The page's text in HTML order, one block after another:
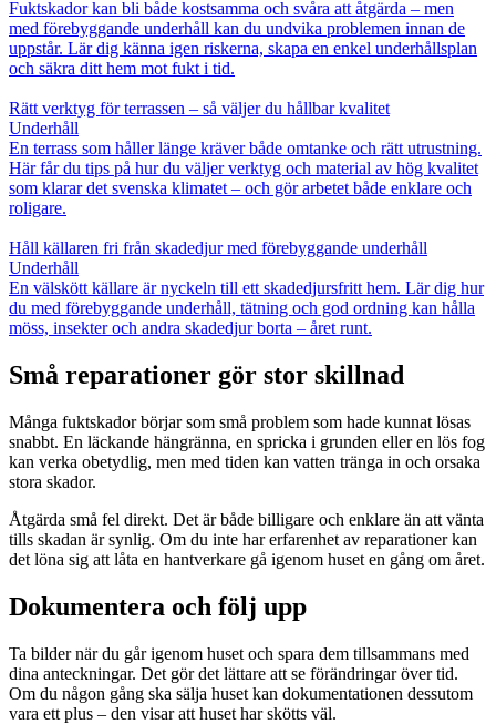
Fuktskador kan bli både kostsamma och svåra att åtgärda – men
med förebyggande underhåll kan du undvika problemen innan de
uppstår. Lär dig känna igen riskerna, skapa en enkel underhållsplan
och säkra ditt hem mot fukt i tid.
Rätt verktyg för terrassen – så väljer du hållbar kvalitet
Underhåll
En terrass som håller länge kräver både omtanke och rätt utrustning.
Här får du tips på hur du väljer verktyg och material av hög kvalitet
som klarar det svenska klimatet – och gör arbetet både enklare och
roligare.
Håll källaren fri från skadedjur med förebyggande underhåll
Underhåll
En välskött källare är nyckeln till ett skadedjursfritt hem. Lär dig hur
du med förebyggande underhåll, tätning och god ordning kan hålla
möss, insekter och andra skadedjur borta – året runt.
Små reparationer gör stor skillnad
Många fuktskador börjar som små problem som hade kunnat lösas
snabbt. En läckande hängränna, en spricka i grunden eller en lös fog
kan verka obetydlig, men med tiden kan vatten tränga in och orsaka
stora skador.
Åtgärda små fel direkt. Det är både billigare och enklare än att vänta
tills skadan är synlig. Om du inte har erfarenhet av reparationer kan
det löna sig att låta en hantverkare gå igenom huset en gång om året.
Dokumentera och följ upp
Ta bilder när du går igenom huset och spara dem tillsammans med
dina anteckningar. Det gör det lättare att se förändringar över tid.
Om du någon gång ska sälja huset kan dokumentationen dessutom
vara ett plus – den visar att huset har skötts väl.